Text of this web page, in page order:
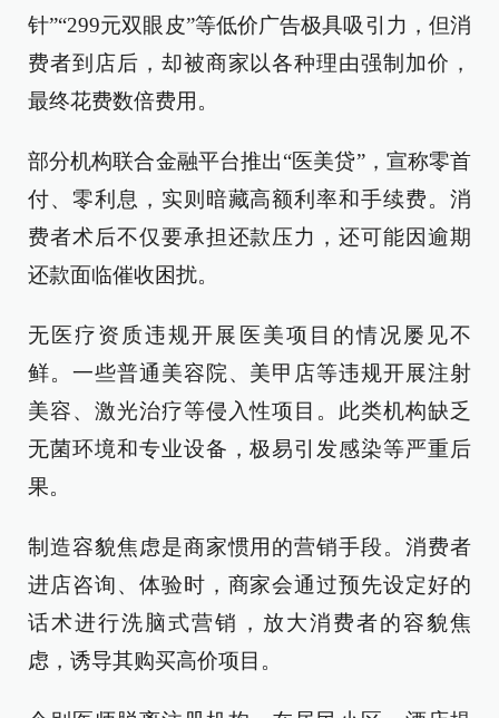
针”“299元双眼皮”等低价广告极具吸引力，但消
费者到店后，却被商家以各种理由强制加价，
最终花费数倍费用。
部分机构联合金融平台推出“医美贷”，宣称零首
付、零利息，实则暗藏高额利率和手续费。消
费者术后不仅要承担还款压力，还可能因逾期
还款面临催收困扰。
无医疗资质违规开展医美项目的情况屡见不
鲜。一些普通美容院、美甲店等违规开展注射
美容、激光治疗等侵入性项目。此类机构缺乏
无菌环境和专业设备，极易引发感染等严重后
果。
制造容貌焦虑是商家惯用的营销手段。消费者
进店咨询、体验时，商家会通过预先设定好的
话术进行洗脑式营销，放大消费者的容貌焦
虑，诱导其购买高价项目。